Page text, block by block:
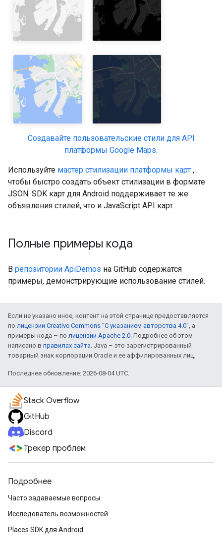
Создавайте пользовательские стили для API
платформы Google Maps.
Используйте мастер стилизации платформы карт ,
чтобы быстро создать объект стилизации в формате
JSON. SDK карт для Android поддерживает те же
объявления стилей, что и JavaScript API карт.
Полные примеры кода
В репозитории ApiDemos на GitHub содержатся
примеры, демонстрирующие использование стилей.
Если не указано иное, контент на этой странице предоставляется
по лицензии Creative Commons "С указанием авторства 4.0", а
примеры кода – по лицензии Apache 2.0. Подробнее об этом
написано в правилах сайта. Java – это зарегистрированный
товарный знак корпорации Oracle и ее аффилированных лиц.
Последнее обновление: 2026-08-04 UTC.
Stack Overflow
GitHub
Discord
Трекер проблем
Подробнее
Часто задаваемые вопросы
Исследователь возможностей
Places SDK для Android